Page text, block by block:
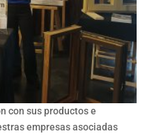
con sus productos e
empresas asociadas